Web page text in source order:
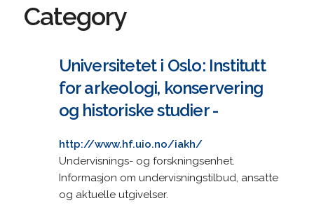
Category
Universitetet i Oslo: Institutt
for arkeologi, konservering
og historiske studier -
http://www.hf.uio.no/iakh/
Undervisnings- og forskningsenhet.
Informasjon om undervisningstilbud, ansatte
og aktuelle utgivelser.